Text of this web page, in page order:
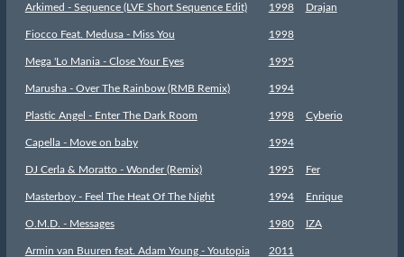
Arkimed - Sequence (LVE Short Sequence Edit) 1998 Drajan
Fiocco Feat. Medusa - Miss You 1998
Mega 'Lo Mania - Close Your Eyes 1995
Marusha - Over The Rainbow (RMB Remix) 1994
Plastic Angel - Enter The Dark Room 1998 Cyberio
Capella - Move on baby 1994
DJ Cerla & Moratto - Wonder (Remix) 1995 Fer
Masterboy - Feel The Heat Of The Night 1994 Enrique
O.M.D. - Messages 1980 IZA
Armin van Buuren feat. Adam Young - Youtopia 2011